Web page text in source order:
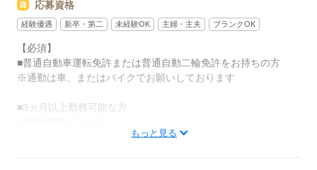
財布にやさしい500円から楽しめます。
ガマンせずとも増えてく残高。
毎月のお給料日が楽しみになっていきます。
自由な時間がたくさんあります。
仕事と自分の時間を両立させたい方にはぴったりの環
各工程で連携して仕事を行い
入社当初は分からない事ばかりかと思いますが、
いつでも相談できる環境を作っています。
20代～30代活躍中
応募資格
経験優遇 新卒・第二 未経験OK 主婦・主夫 ブランクOK
【必須】
■普通自動車運転免許または普通自動二輪免許をお持ちの方
※通勤は車、またはバイクでお願いしております
■3ヵ月以上勤務可能な方
（その後は契約更新となります）
もっと見る